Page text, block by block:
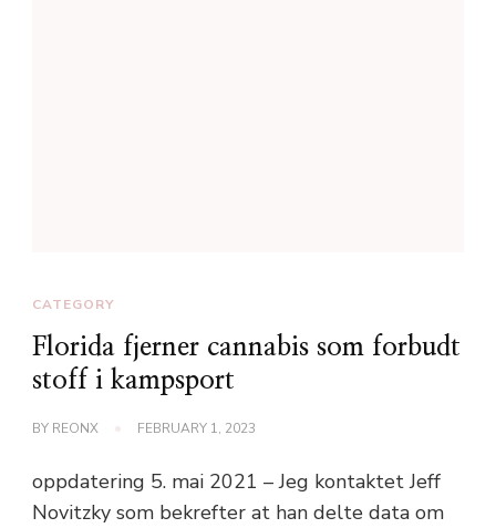
CATEGORY
Florida fjerner cannabis som forbudt
stoff i kampsport
BY REONX FEBRUARY 1, 2023
oppdatering 5. mai 2021 – Jeg kontaktet Jeff
Novitzky som bekrefter at han delte data om